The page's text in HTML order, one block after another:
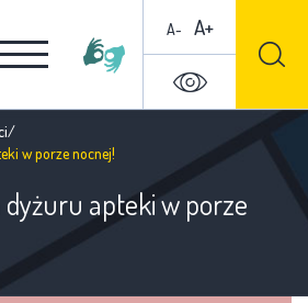
A- A+
/
w porze nocnej!
dyżuru apteki w porze